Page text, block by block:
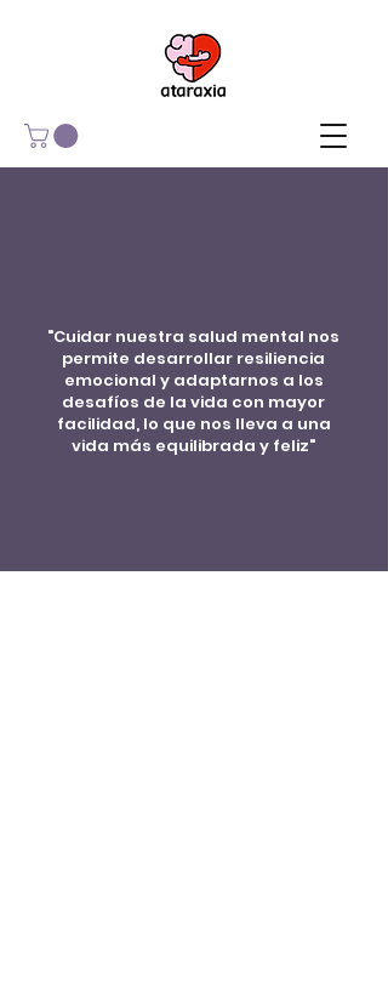
"Cuidar nuestra salud mental nos
permite desarrollar resiliencia
emocional y adaptarnos a los
desafíos de la vida con mayor
facilidad, lo que nos lleva a una
vida más equilibrada y feliz"